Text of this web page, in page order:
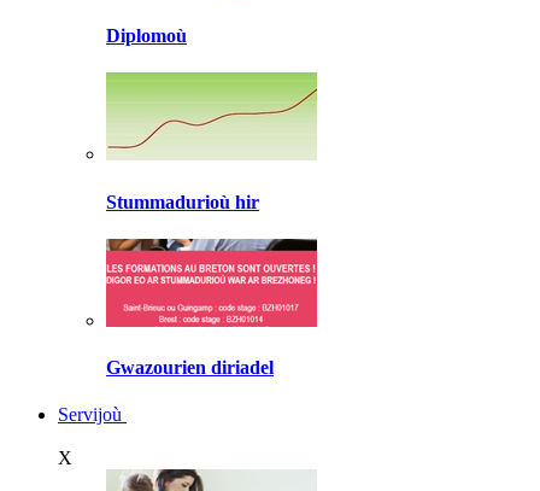
Diplomoù
Stummadurioù hir
Gwazourien diriadel
Servijoù
X